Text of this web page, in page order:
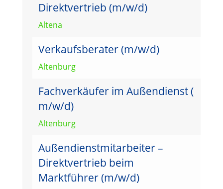
Direktvertrieb (m/w/d)
Altena
Verkaufsberater (m/w/d)
Altenburg
Fachverkäufer im Außendienst (
m/w/d)
Altenburg
Außendienstmitarbeiter –
Direktvertrieb beim
Marktführer (m/w/d)